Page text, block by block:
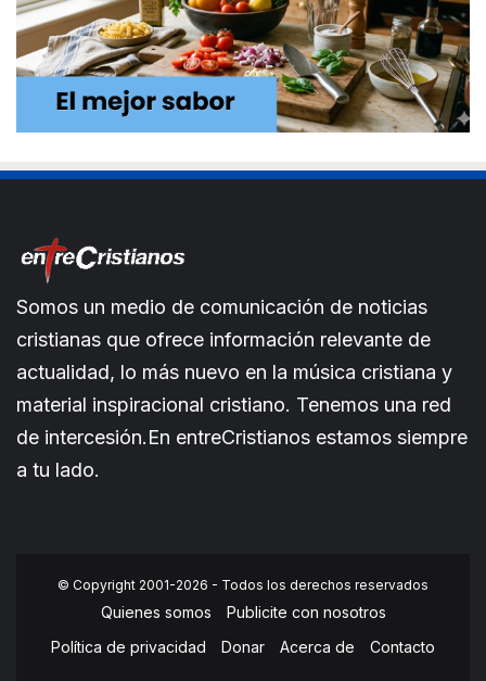
Somos un medio de comunicación de noticias
cristianas que ofrece información relevante de
actualidad, lo más nuevo en la música cristiana y
material inspiracional cristiano. Tenemos una red
de intercesión.En entreCristianos estamos siempre
a tu lado.
© Copyright 2001-2026 - Todos los derechos reservados
Quienes somos
Publicite con nosotros
Política de privacidad
Donar Acerca de Contacto